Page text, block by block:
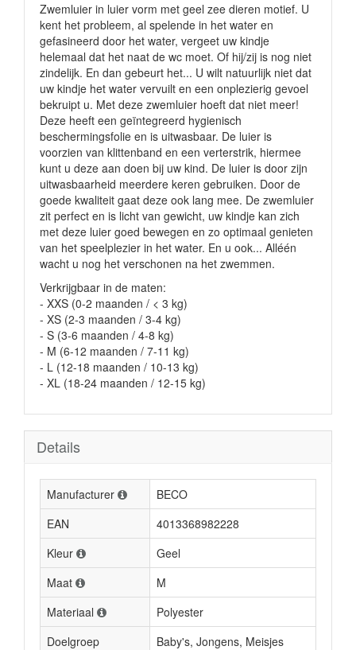
Zwemluier in luier vorm met geel zee dieren motief. U
kent het probleem, al spelende in het water en
gefasineerd door het water, vergeet uw kindje
helemaal dat het naat de wc moet. Of hij/zij is nog niet
zindelijk. En dan gebeurt het... U wilt natuurlijk niet dat
uw kindje het water vervuilt en een onplezierig gevoel
bekruipt u. Met deze zwemluier hoeft dat niet meer!
Deze heeft een geïntegreerd hygienisch
beschermingsfolie en is uitwasbaar. De luier is
voorzien van klittenband en een verterstrik, hiermee
kunt u deze aan doen bij uw kind. De luier is door zijn
uitwasbaarheid meerdere keren gebruiken. Door de
goede kwaliteit gaat deze ook lang mee. De zwemluier
zit perfect en is licht van gewicht, uw kindje kan zich
met deze luier goed bewegen en zo optimaal genieten
van het speelplezier in het water. En u ook... Alléén
wacht u nog het verschonen na het zwemmen.
Verkrijgbaar in de maten:
- XXS (0-2 maanden / < 3 kg)
- XS (2-3 maanden / 3-4 kg)
- S (3-6 maanden / 4-8 kg)
- M (6-12 maanden / 7-11 kg)
- L (12-18 maanden / 10-13 kg)
- XL (18-24 maanden / 12-15 kg)
Details
Manufacturer
BECO
EAN
4013368982228
Kleur
Geel
Maat
M
Materiaal
Polyester
Doelgroep
Baby's, Jongens, Meisjes